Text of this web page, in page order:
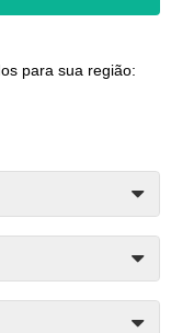
para sua região: